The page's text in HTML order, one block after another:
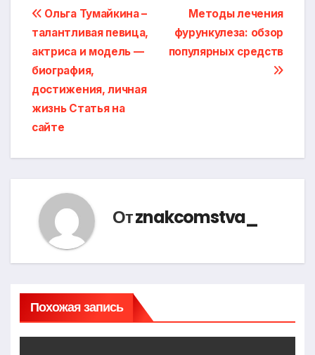
Навигация
по
записям
Методы лечения
фурункулеза: обзор
популярных средств
Ольга Тумайкина –
талантливая певица,
актриса и модель —
биография,
достижения, личная
жизнь Статья на
сайте
Отznakcomstva_
Похожая запись